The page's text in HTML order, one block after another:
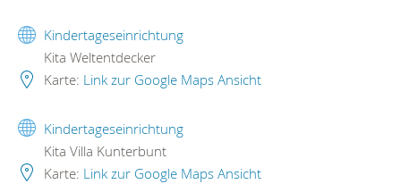
Kindertageseinrichtung
Kita Weltentdecker
Karte: Link zur Google Maps Ansicht
Kindertageseinrichtung
Kita Villa Kunterbunt
Karte: Link zur Google Maps Ansicht